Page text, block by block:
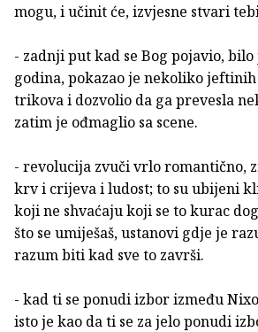
mogu, i učinit će, izvjesne stvari
- zadnji put kad se Bog pojavio,
godina, pokazao je nekoliko
trikova i dozvolio da ga prevesla
zatim je ođmaglio sa scene.
- revolucija zvuči vrlo romantično,
krv i crijeva i ludost; to su ubijeni
koji ne shvaćaju koji se to kurac
što se umiješaš, ustanovi gdje je
razum biti kad sve to završi.
- kad ti se ponudi izbor između
isto je kao da ti se za jelo ponudi